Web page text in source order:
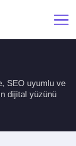
SEO uyumlu ve
dijital yüzünü